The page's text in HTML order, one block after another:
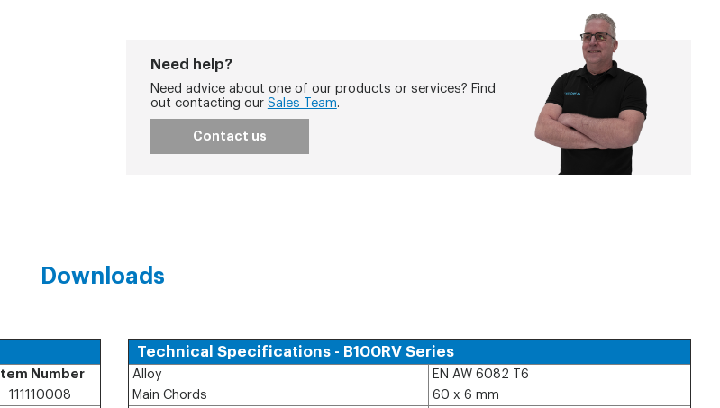
Need help?
Need advice about one of our products or services? Find
out contacting our Sales Team.
Contact us
Downloads
Item Number
111110008
Technical Specifications - B100RV Series
Alloy
EN AW 6082 T6
Main Chords
60 x 6 mm